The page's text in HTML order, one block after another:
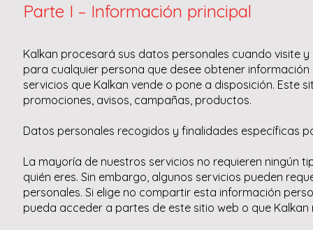
Parte I – Información principal
Kalkan procesará sus datos personales cuando visite
para cualquier persona que desee obtener
servicios que Kalkan vende o pone a disposición.
promociones, avisos, campañas, productos.
Datos personales recogidos y finalidades específicas
La mayoría de nuestros servicios no requieren ningún
quién eres. Sin embargo, algunos servicios pueden
personales. Si elige no compartir esta información
pueda acceder a partes de este sitio web o que